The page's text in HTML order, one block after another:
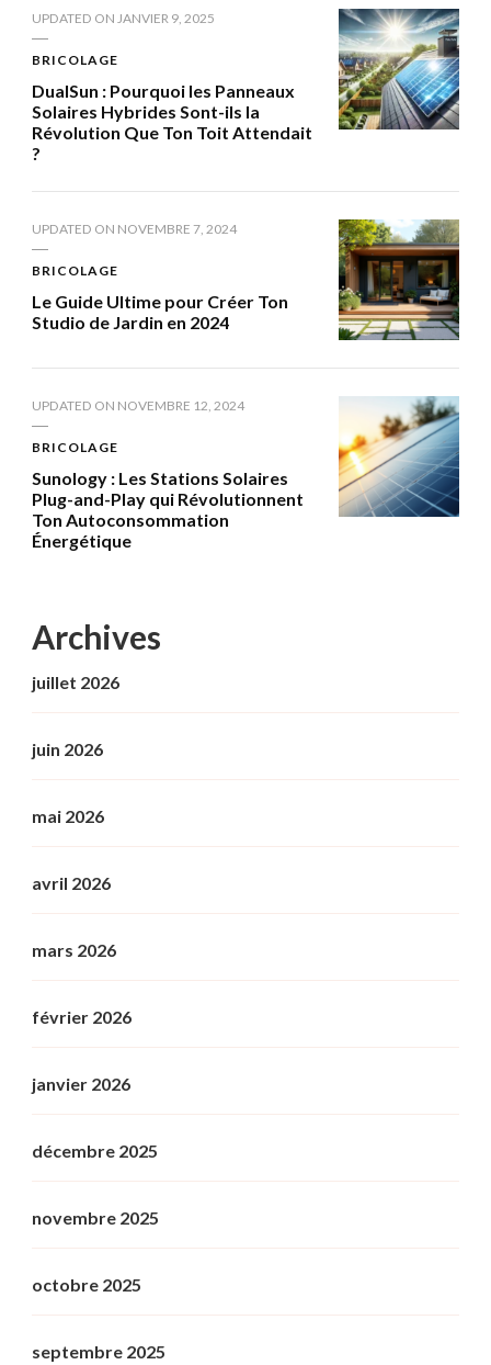
UPDATED ON JANVIER 9, 2025
BRICOLAGE
DualSun : Pourquoi les Panneaux
Solaires Hybrides Sont-ils la
Révolution Que Ton Toit Attendait
?
UPDATED ON NOVEMBRE 7, 2024
BRICOLAGE
Le Guide Ultime pour Créer Ton
Studio de Jardin en 2024
UPDATED ON NOVEMBRE 12, 2024
BRICOLAGE
Sunology : Les Stations Solaires
Plug-and-Play qui Révolutionnent
Ton Autoconsommation
Énergétique
Archives
juillet 2026
juin 2026
mai 2026
avril 2026
mars 2026
février 2026
janvier 2026
décembre 2025
novembre 2025
octobre 2025
septembre 2025